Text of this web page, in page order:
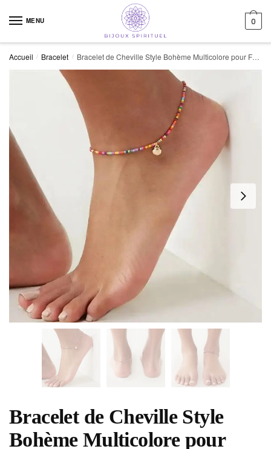
MENU 0
Accueil / Bracelet / Bracelet de Cheville Style Bohème Multicolore pour Femmes
Bracelet de Cheville Style
Bohème Multicolore pour